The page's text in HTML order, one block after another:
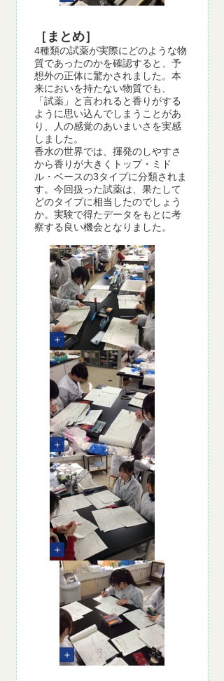
［まとめ］
4種類の試薬が実際にどのような物
質であったのかを確認すると、予
想外の正体に驚かされました。本
来においを持たない物質でも、
「試薬」と言われると香りがする
ように思い込んでしまうことがあ
り、人の感覚のあいまいさを実感
しました。
香水の世界では、揮発のしやすさ
から香りが大きくトップ・ミド
ル・ベースの3タイプに分類されま
す。今回扱った試薬は、果たして
どのタイプに相当したのでしょう
か。実験で得たデータをもとに考
察する良い機会となりました。